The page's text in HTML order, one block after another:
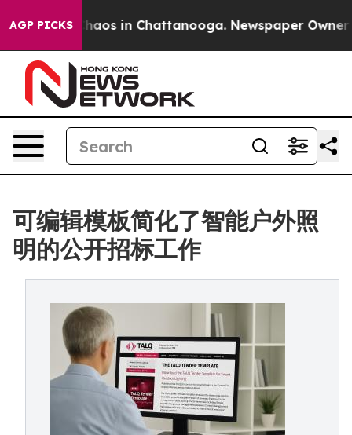
AGP PICKSChaos in Chattanooga. Newspaper Owner
可编辑模板简化了智能户外照
明的公开招标工作